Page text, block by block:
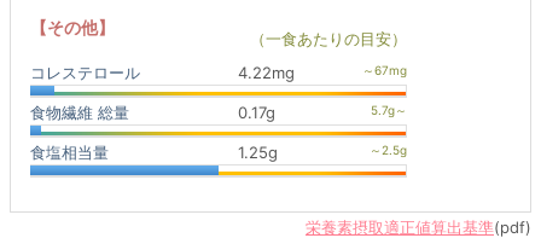
【その他】
（一食あたりの目安）
コレステロール
4.22mg
食物繊維 総量 0.17g
食塩相当量 1.25g
栄養素摂取適正値算出基準(pdf)